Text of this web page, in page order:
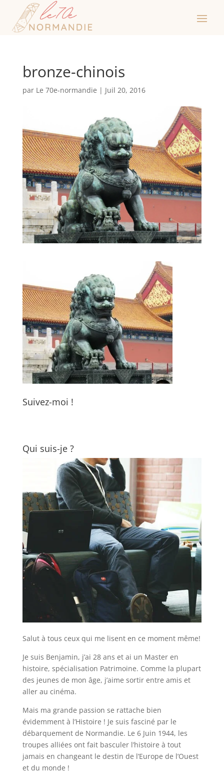
bronze-chinois
par Le 70e-normandie | Juil 20, 2016
Suivez-moi !
Qui suis-je ?
Salut à tous ceux qui me lisent en ce moment même!
Je suis Benjamin, j’ai 28 ans et ai un Master en
histoire, spécialisation Patrimoine. Comme la plupart
des jeunes de mon âge, j’aime sortir entre amis et
aller au cinéma.
Mais ma grande passion se rattache bien
évidemment à l’Histoire ! Je suis fasciné par le
débarquement de Normandie. Le 6 Juin 1944, les
troupes alliées ont fait basculer l’histoire à tout
jamais en changeant le destin de l’Europe de l’Ouest
et du monde !